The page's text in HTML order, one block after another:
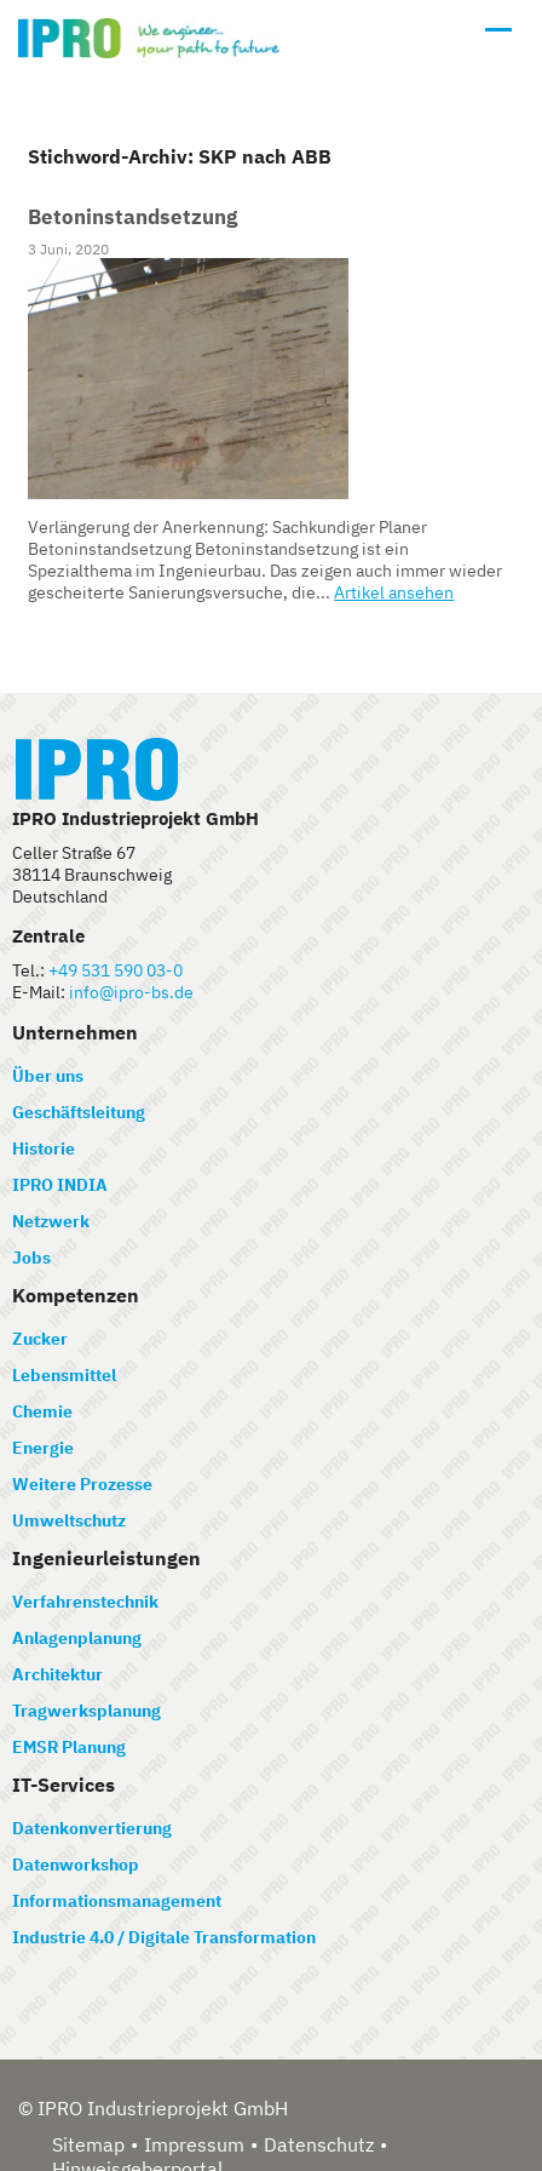
Stichword-Archiv: SKP nach ABB
Betoninstandsetzung
3 Juni, 2020
Verlängerung der Anerkennung: Sachkundiger Planer
Betoninstandsetzung Betoninstandsetzung ist ein
Spezialthema im Ingenieurbau. Das zeigen auch immer wieder
gescheiterte Sanierungsversuche, die...Artikel ansehen
IPRO Industrieprojekt GmbH
Celler Straße 67
38114 Braunschweig
Deutschland
Zentrale
Tel.: +49 531 590 03-0
E-Mail: info@ipro-bs.de
Unternehmen
Über uns
Geschäftsleitung
Historie
IPRO INDIA
Netzwerk
Jobs
Kompetenzen
Zucker
Lebensmittel
Chemie
Energie
Weitere Prozesse
Umweltschutz
Ingenieurleistungen
Verfahrenstechnik
Anlagenplanung
Architektur
Tragwerksplanung
EMSR Planung
IT-Services
Datenkonvertierung
Datenworkshop
Informationsmanagement
Industrie 4.0 / Digitale Transformation
© IPRO Industrieprojekt GmbH
Sitemap
Impressum
Datenschutz